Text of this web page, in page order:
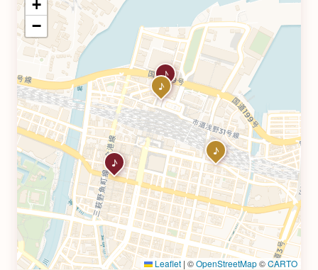
+
−
Leaflet | ©OpenStreetMap©CARTO